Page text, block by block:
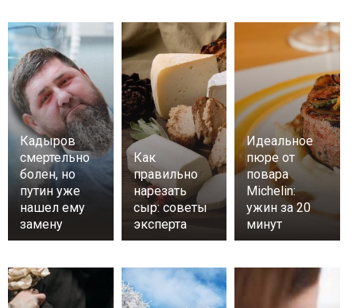
Кадыров
смертельно
болен, но
путин уже
нашел ему
замену
Как
правильно
нарезать
сыр: советы
эксперта
Идеальное
пюре от
повара
Michelin:
ужин за 20
минут